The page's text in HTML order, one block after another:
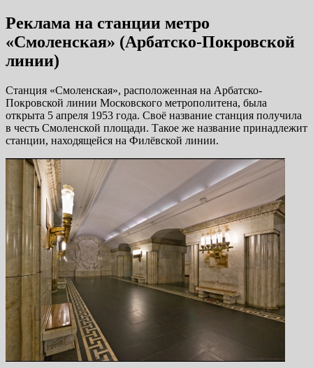
Реклама на станции метро
«Смоленская» (Арбатско-Покровской
линии)
Станция «Смоленская», расположенная на Арбатско-
Покровской линии Московского метрополитена, была
открыта 5 апреля 1953 года. Своё название станция получила
в честь Смоленской площади. Такое же название принадлежит
станции, находящейся на Филёвской линии.